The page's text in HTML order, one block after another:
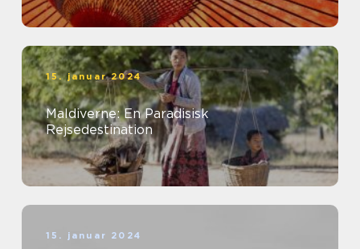
15. januar 2024
Maldiverne: En Paradisisk
Rejsedestination
15. januar 2024